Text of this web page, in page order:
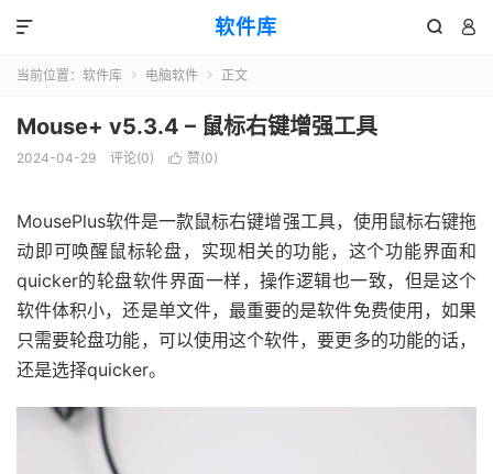
软件库  

当前位置： 软件库  电脑软件  正文
Mouse+ v5.3.4 – 鼠标右键增强工具
2024-04-29 评论(0)  赞(0)
MousePlus软件是一款鼠标右键增强工具，使用鼠标右键拖
动即可唤醒鼠标轮盘，实现相关的功能，这个功能界面和
quicker的轮盘软件界面一样，操作逻辑也一致，但是这个
软件体积小，还是单文件，最重要的是软件免费使用，如果
只需要轮盘功能，可以使用这个软件，要更多的功能的话，
还是选择quicker。